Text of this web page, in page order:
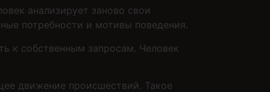
анализирует заново свои
потребности и мотивы поведения.
к собственным запросам. Человек
движение происшествий. Такое